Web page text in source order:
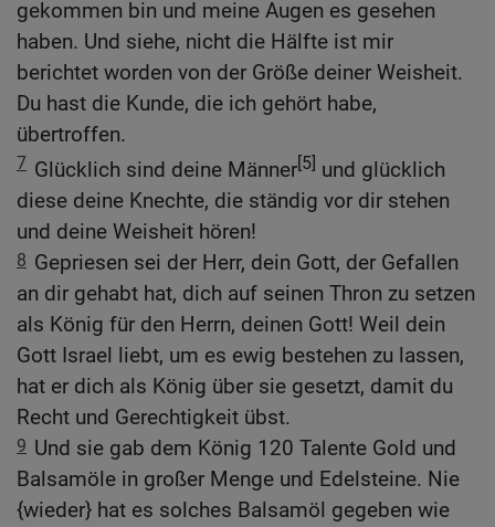
gekommen bin und meine Augen es gesehen
haben. Und siehe, nicht die Hälfte ist mir
berichtet worden von der Größe deiner Weisheit.
Du hast die Kunde, die ich gehört habe,
übertroffen.
7 Glücklich sind deine Männer[5] und glücklich
diese deine Knechte, die ständig vor dir stehen
und deine Weisheit hören!
8 Gepriesen sei der Herr, dein Gott, der Gefallen
an dir gehabt hat, dich auf seinen Thron zu setzen
als König für den Herrn, deinen Gott! Weil dein
Gott Israel liebt, um es ewig bestehen zu lassen,
hat er dich als König über sie gesetzt, damit du
Recht und Gerechtigkeit übst.
9 Und sie gab dem König 120 Talente Gold und
Balsamöle in großer Menge und Edelsteine. Nie
{wieder} hat es solches Balsamöl gegeben wie